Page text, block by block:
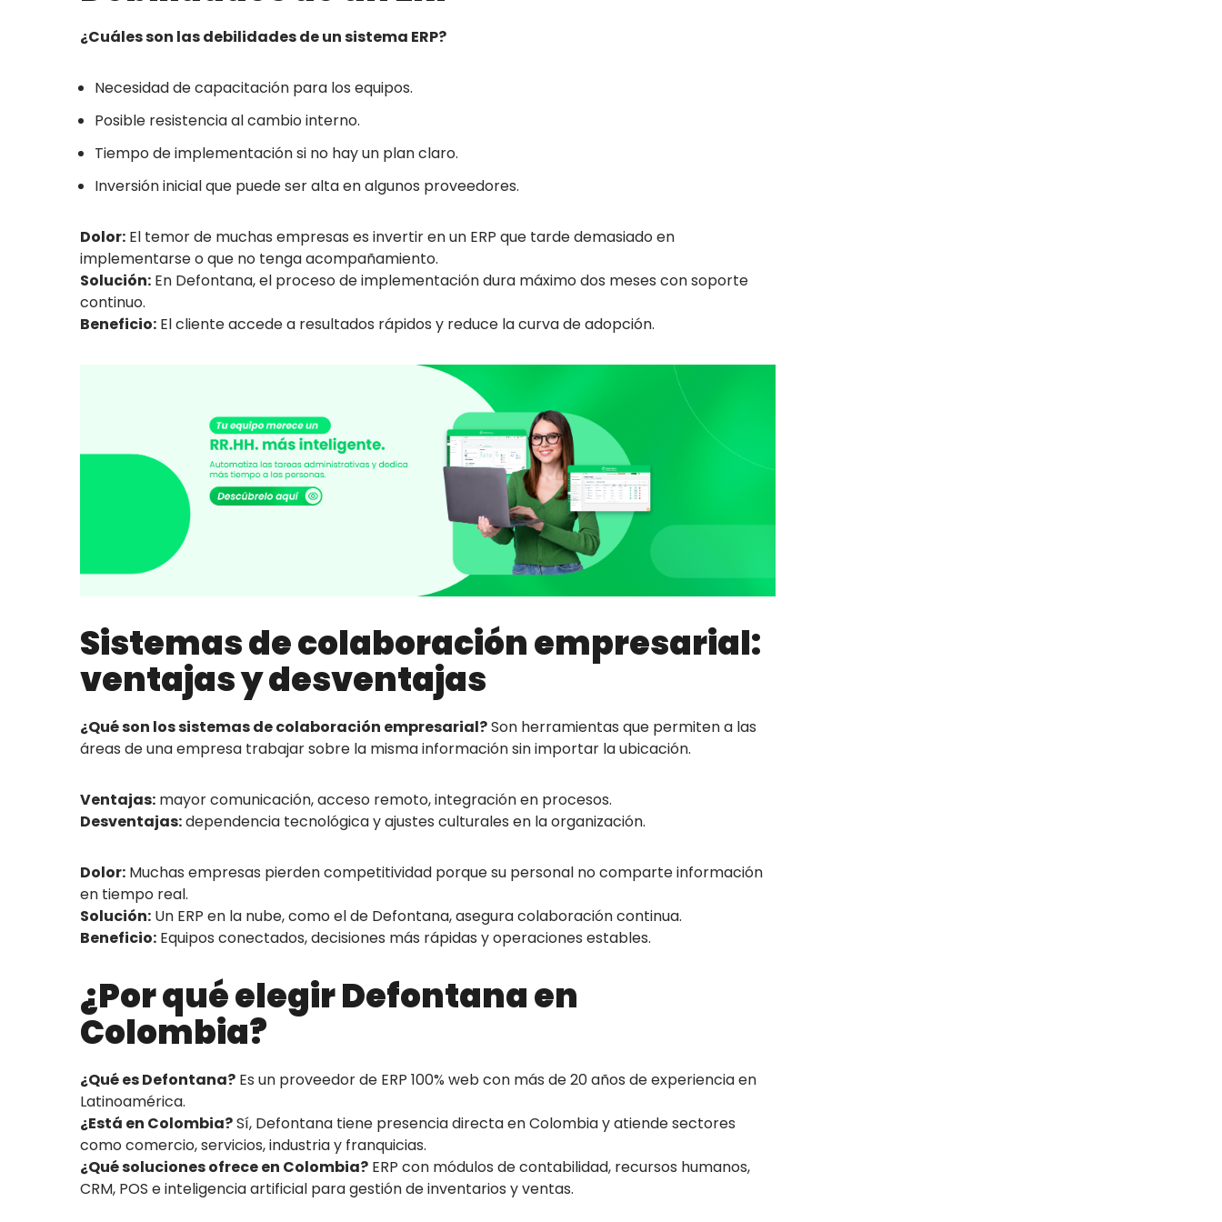
¿Cuáles son las debilidades de un sistema ERP?
Necesidad de capacitación para los equipos.
Posible resistencia al cambio interno.
Tiempo de implementación si no hay un plan claro.
Inversión inicial que puede ser alta en algunos proveedores.
Dolor: El temor de muchas empresas es invertir en un ERP que tarde demasiado en
implementarse o que no tenga acompañamiento.
Solución: En Defontana, el proceso de implementación dura máximo dos meses con soporte
continuo.
Beneficio: El cliente accede a resultados rápidos y reduce la curva de adopción.
Sistemas de colaboración empresarial:
ventajas y desventajas
¿Qué son los sistemas de colaboración empresarial?Son herramientas que permiten a las
áreas de una empresa trabajar sobre la misma información sin importar la ubicación.
Ventajas: mayor comunicación, acceso remoto, integración en procesos.
Desventajas:dependencia tecnológica y ajustes culturales en la organización.
Dolor: Muchas empresas pierden competitividad porque su personal no comparte información
en tiempo real.
Solución: Un ERP en la nube, como el de Defontana, asegura colaboración continua.
Beneficio: Equipos conectados, decisiones más rápidas y operaciones estables.
¿Por qué elegir Defontana en
Colombia?
¿Qué es Defontana? Es un proveedor de ERP 100% web con más de 20 años de experiencia en
Latinoamérica.
¿Está en Colombia?Sí, Defontana tiene presencia directa en Colombia y atiende sectores
como comercio, servicios, industria y franquicias.
¿Qué soluciones ofrece en Colombia? ERP con módulos de contabilidad, recursos humanos,
CRM, POS e inteligencia artificial para gestión de inventarios y ventas.